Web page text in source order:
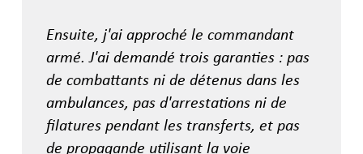
Ensuite, j'ai approché le commandant
armé. J'ai demandé trois garanties : pas
de combattants ni de détenus dans les
ambulances, pas d'arrestations ni de
filatures pendant les transferts, et pas
de propagande utilisant la voie